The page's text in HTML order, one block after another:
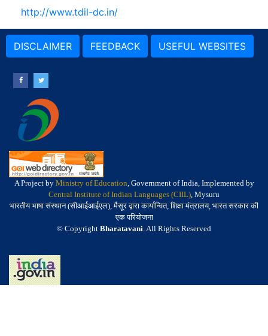
http://www.tdil-dc.in/
DISCLAIMER FEEDBACK USEFUL WEBSITES
A Project by Ministry of Education, Government of India, Implemented by
Central Institute of Indian Languages (CIIL), Mysuru
भारतीय भाषा संस्थान (सीआईआईएल), मैसूर द्वारा कार्यान्वित, शिक्षा मंत्रालय, भारत सरकार की
एक परियोजना
© Copyright Bharatavani. All Rights Reserved